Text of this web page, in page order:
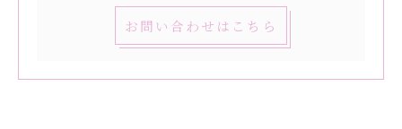
お問い合わせはこちら